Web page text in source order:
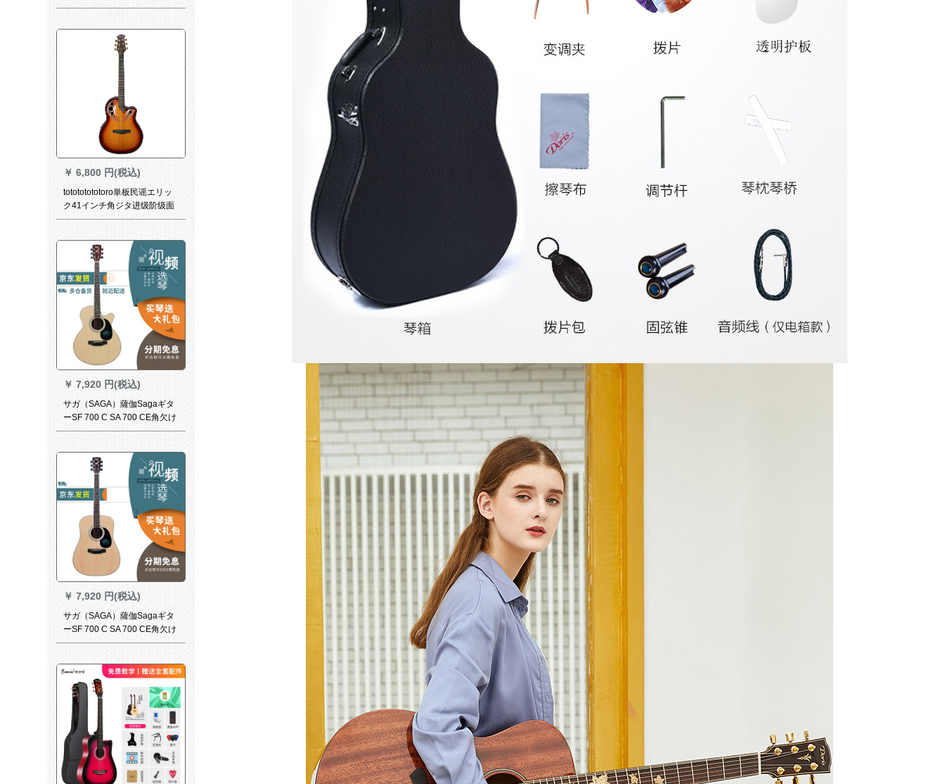
ー初心者36/41インチ角の欠け
ス】41寸雲杉復古
￥ 6,800 円(税込)
totototototoro単板民谣エリッ
ク41インチ角ジタ进级阶级面
シングルグルグルタ旅行黄家
穴-日没色41寸
￥ 7,920 円(税込)
サガ（SAGA）薩伽Sagaギタ
ーSF 700 C SA 700 CE角欠け
初心者民謡木ギターSA 700 C
￥ 7,920 円(税込)
サガ（SAGA）薩伽Sagaギタ
ーSF 700 C SA 700 CE角欠け
初心者民謡木ギターSF 700